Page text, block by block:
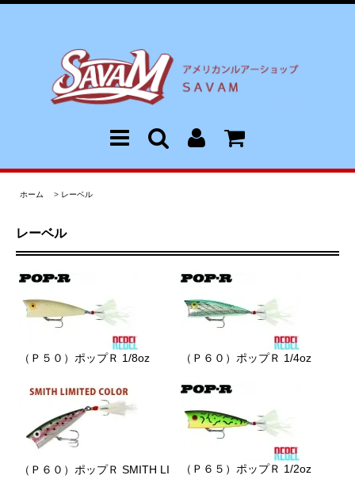
ホーム > レーベル
レーベル
（Ｐ５０）ポップＲ 1/8oz （Ｐ６０）ポップＲ 1/4oz
（Ｐ６０）ポップＲ SMITH LI
（Ｐ６５）ポップＲ 1/2oz